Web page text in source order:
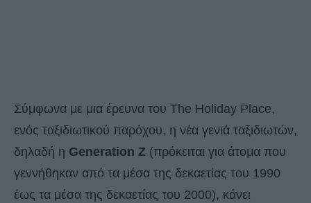
Σύμφωνα με μια έρευνα του The Holiday Place,
ενός ταξιδιωτικού παρόχου, η νέα γενιά ταξιδιωτών,
δηλαδή η Generation Z (πρόκειται για άτομα που
γεννήθηκαν από τα μέσα της δεκαετίας του 1990
έως τα μέσα της δεκαετίας του 2000), κάνει